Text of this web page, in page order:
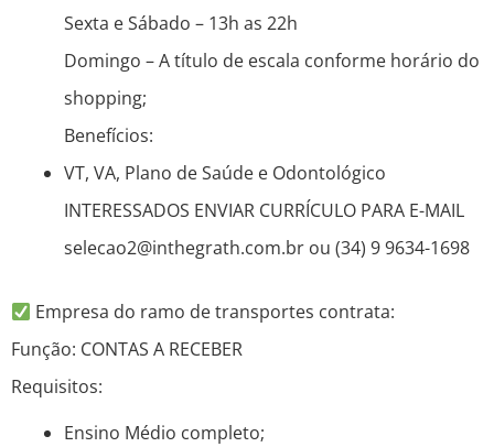
Sexta e Sábado – 13h as 22h
Domingo – A título de escala conforme horário do
shopping;
Benefícios:
VT, VA, Plano de Saúde e Odontológico
INTERESSADOS ENVIAR CURRÍCULO PARA E-MAIL
selecao2@inthegrath.com.br ou (34) 9 9634-1698
Empresa do ramo de transportes contrata:
Função: CONTAS A RECEBER
Requisitos:
Ensino Médio completo;